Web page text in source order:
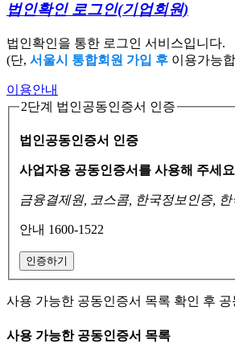
법인확인 로그인(기업회원)
법인확인을 통한 로그인 서비스입니다.
(단, 서울시 통합회원 가입 후 이용가능
이용안내
2단계 법인공동인증서 인증
법인공동인증서 인증
사업자용 공동인증서를 사용해 주세
금융결제원, 코스콤, 한국정보인증,
안내 1600-1522
인증하기
사용 가능한 공동인증서 목록 확인 후
사용 가능한 공동인증서 목록